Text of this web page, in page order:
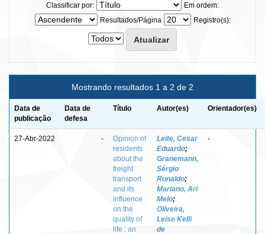
Classificar por:
Em ordem:
Resultados/Página
Registro(s):
Mostrando resultados 1 a 2 de 2
Data de
publicação
Data de
defesa
Título Autor(es) Orientador(es)
27-Abr-2022 -
Opinion of
residents
about the
freight
transport
and its
influence
on the
quality of
life : an
Leite, Cesar
Eduardo;
Granemann,
Sérgio
Ronaldo;
Mariano, Ari
Melo;
Oliveira,
Leise Kelli
de
-